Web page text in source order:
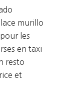
murillo
les
en taxi
resto
et